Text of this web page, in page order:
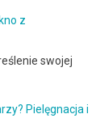
z
swojej
Pielęgnacja i